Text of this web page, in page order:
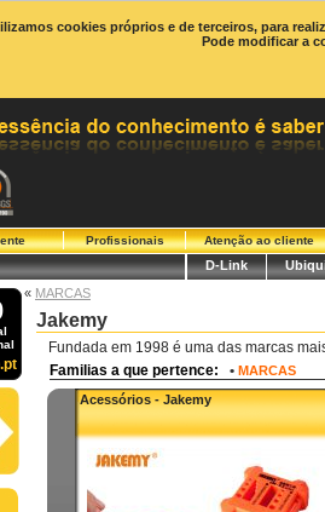
cookies próprios e de terceiros, para
Pode modificar a
Profissionais Atenção ao cliente
D-Link
« MARCAS
Jakemy
Fundada em 1998 é uma das marcas
Familias a que pertence: • MARCAS
Acessórios - Jakemy